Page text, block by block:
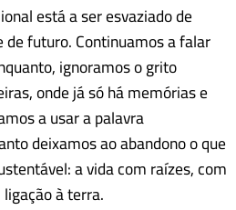
está a ser esvaziado de
futuro. Continuamos a falar
ignoramos o grito
onde já só há memórias e
a usar a palavra
deixamos ao abandono o que
a vida com raízes, com
à terra.